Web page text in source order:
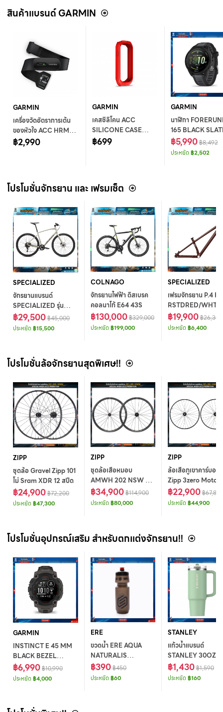
สินค้าแบรนด์ GARMIN
GARMIN
เครื่องวัดอัตราการเต้น
ของหัวใจ ACC HRM-
200 SIZE M-XL
฿2,990
GARMIN
เคสซิลิโคน ACC
SILICONE CASE
EDGE 1050 RED
฿699
GARMIN
นาฬิกา
165 BLACK
฿5,990฿8,492
ประหยัด ฿2,502
โปรโมชั่นจักรยาน และ เฟรมเซ็ต
SPECIALIZED
จักรยานแบรนด์
SPECIALIZED รุ่น
SIRRUS X 3.0 GLOSS
BIRCH / SATIN
฿29,500฿45,000
ประหยัด ฿15,500
COLNAGO
จักรยานไฟฟ้า ดิสเบรค
คอลนาโก้ E64 43S
฿130,000฿329,000
ประหยัด ฿199,000
SPECIALIZED
เฟรมจักรยาน P.4
RSTDRED/
SIZE 27.5
฿19,900฿26,300
ประหยัด ฿6,400
โปรโมชั่นล้อจักรยานสุดพิเศษ!!
ZIPP
ชุดล้อ Gravel Zipp 101
โม่ Sram XDR 12 สปีด
฿24,900฿72,200
ประหยัด ฿47,300
ZIPP
ชุดล้อเสือหมอบ
AMWH 202 NSW TL
DBCL 700 PAIR CVT
CPG A1
฿34,900฿114,900
ประหยัด ฿80,000
ZIPP
ล้อเสือภูเขาคาร์บอน
Zipp 3zero Moto โ
XD ดิสเบรค ขนาด
฿22,900฿67,800
ประหยัด ฿44,900
โปรโมชั่นอุปกรณ์เสริม สำหรับตกแต่งจักรยาน!!
GARMIN
INSTINCT E 45 MM
BLACK BEZEL
W/CHARCOAL BD
KOR/SEA A04881
฿6,990฿10,990
ประหยัด ฿4,000
ERE
ขวดน้ำ ERE AQUA
NATURALIS
WATERBOTTLE
710ML SMOKE
฿390฿450
ประหยัด ฿60
STANLEY
แก้วน้ำแบรนด์
STANLEY 30OZ
QNCHR
TUMB
฿1,430฿1,590
ประหยัด ฿160